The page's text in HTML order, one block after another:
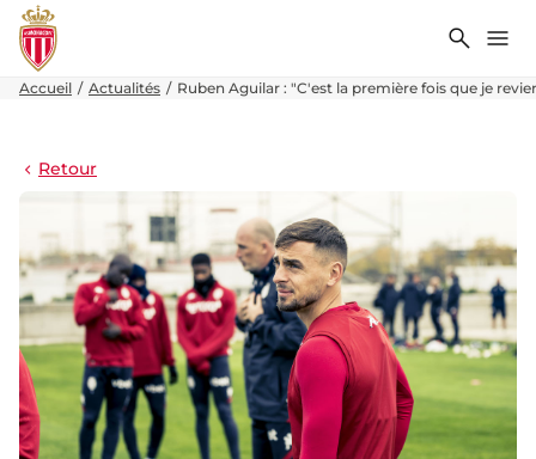
Accueil Actualités Ruben Aguilar : "C'est la première fois que je
Retour